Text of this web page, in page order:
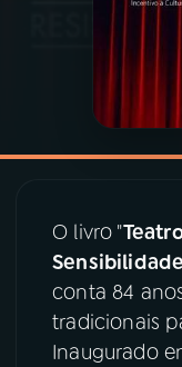
05PODCASTS
06
ÚLTIMAS
O livro "
Sensibilidade
conta 84
tradicionais
Inaugurado